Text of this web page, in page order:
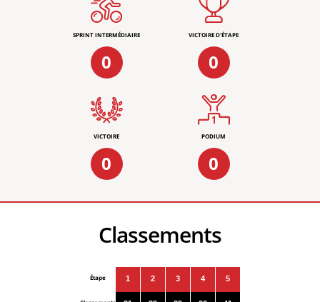
SPRINT INTERMÉDIAIRE
0
VICTOIRE D'ÉTAPE
0
VICTOIRE
0
PODIUM
0
Classements
Étape 1 2 3 4 5